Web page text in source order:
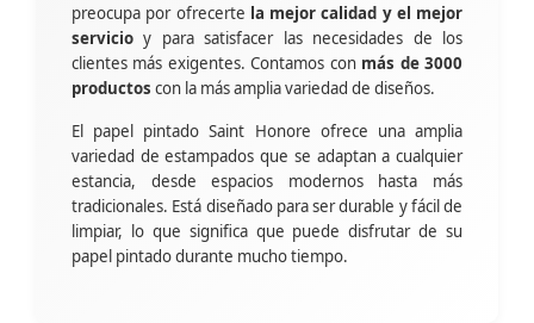
preocupa por ofrecerte la mejor calidad y el mejor
servicio y para satisfacer las necesidades de los
clientes más exigentes. Contamos con más de 3000
productos con la más amplia variedad de diseños.
El papel pintado Saint Honore ofrece una amplia
variedad de estampados que se adaptan a cualquier
estancia, desde espacios modernos hasta más
tradicionales. Está diseñado para ser durable y fácil de
limpiar, lo que significa que puede disfrutar de su
papel pintado durante mucho tiempo.